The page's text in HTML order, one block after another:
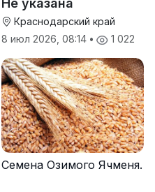
Не указана
Краснодарский край
8 июл 2026, 08:14 • 1 022
Семена Озимого Ячменя.